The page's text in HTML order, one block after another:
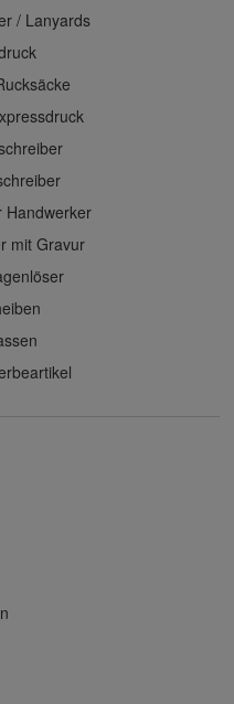
/ Lanyards
Handwerker
mit Gravur